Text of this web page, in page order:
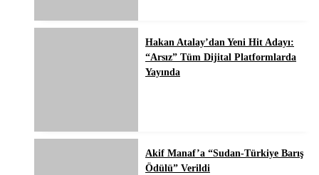
Hakan Atalay’dan Yeni Hit Adayı:
“Arsız” Tüm Dijital Platformlarda
Yayında
Akif Manaf’a “Sudan-Türkiye Barış
Ödülü” Verildi